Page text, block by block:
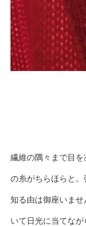
繊維の隅々まで目
の糸がちらほらと
知る由は御座いませ
いて日光に当てな